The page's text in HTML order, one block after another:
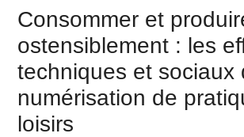
Consommer et
ostensiblement : les
techniques et sociaux
numérisation de
loisirs